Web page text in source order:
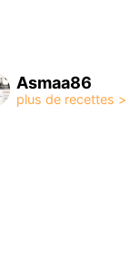
Asmaa86